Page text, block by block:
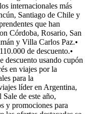
internacionales más
Santiago de Chile y
que han
Córdoba, Rosario, San
y Villa Carlos Paz.•
de descuento.•
descuento usando cupón
en viajes por la
para la
líder en Argentina,
de este año,
y promociones para